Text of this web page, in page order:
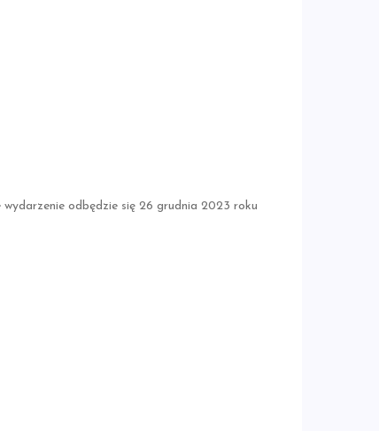
odbędzie się 26 grudnia 2023 roku